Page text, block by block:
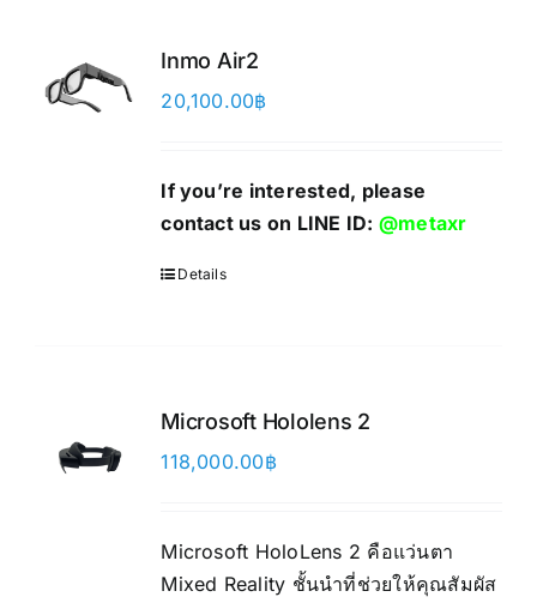
Inmo Air2
20,100.00฿
If you’re interested, please
contact us on LINE ID: @metaxr
Details
Microsoft Hololens 2
118,000.00฿
Microsoft HoloLens 2 คือแว่นตา
Mixed Reality ชั้นนำที่ช่วยให้คุณสัมผัส